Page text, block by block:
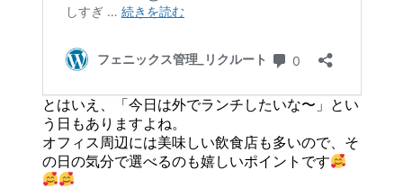
とはいえ、「今日は外でランチしたいな〜」とい
う日もありますよね。
オフィス周辺には美味しい飲食店も多いので、そ
の日の気分で選べるのも嬉しいポイントです